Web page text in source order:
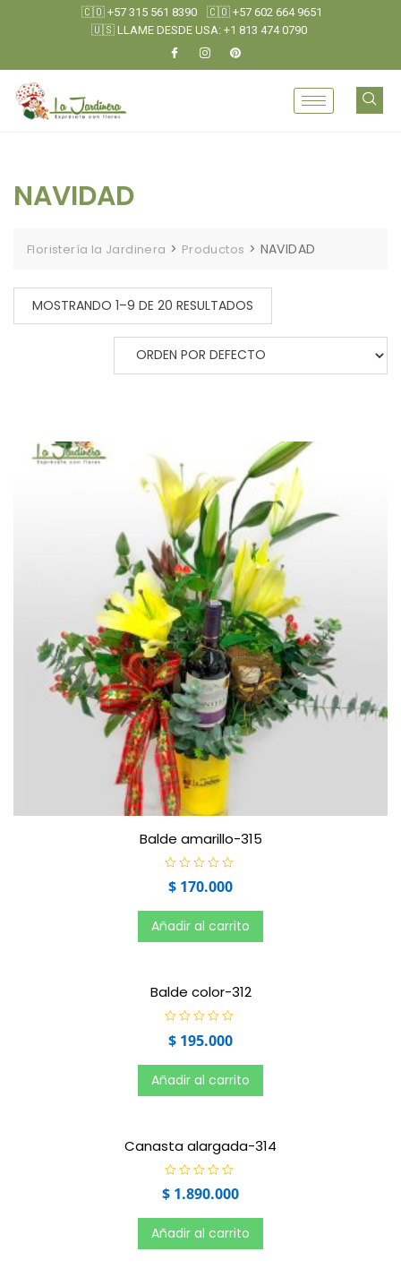
🇨🇴 +57 315 561 8390
🇨🇴 +57 602 664 9651
🇺🇸 LLAME DESDE USA: +1 813 474 0790
NAVIDAD
Floristería la Jardinera > Productos > NAVIDAD
MOSTRANDO 1–9 DE 20 RESULTADOS
Balde amarillo-315
V
a
o
r
a
d
0
d
e
5
$ 170.000
Añadir al carrito
Balde color-312
a
o
r
a
d
0
d
5
$ 195.000
Añadir al carrito
Canasta alargada-314
V
a
o
r
a
d
$ 1.890.000
Añadir al carrito